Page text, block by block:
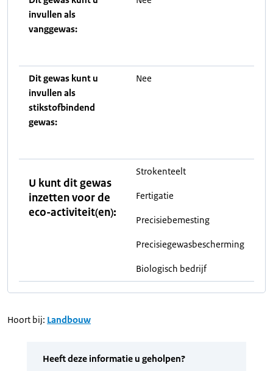
invullen als
vanggewas:
Dit gewas kunt u
invullen als
stikstofbindend
gewas:
Nee
U kunt dit gewas
inzetten voor de
eco-activiteit(en):
Strokenteelt
Fertigatie
Precisiebemesting
Precisiegewasbescherming
Biologisch bedrijf
Hoort bij: Landbouw